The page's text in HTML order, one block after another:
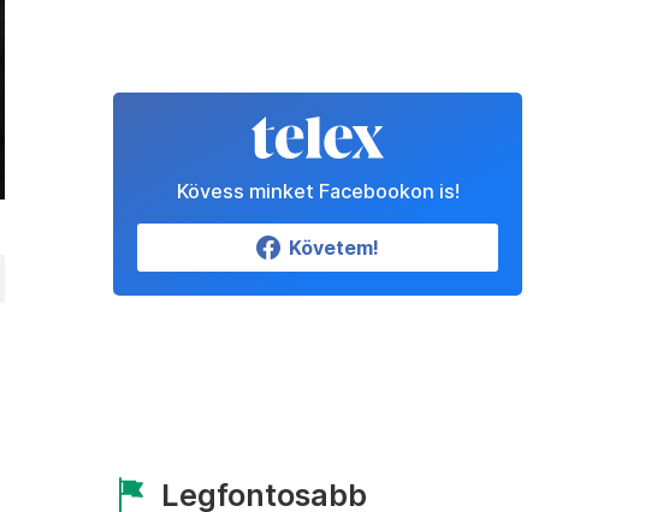
Kövess minket Facebookon is!
Követem!
Legfontosabb